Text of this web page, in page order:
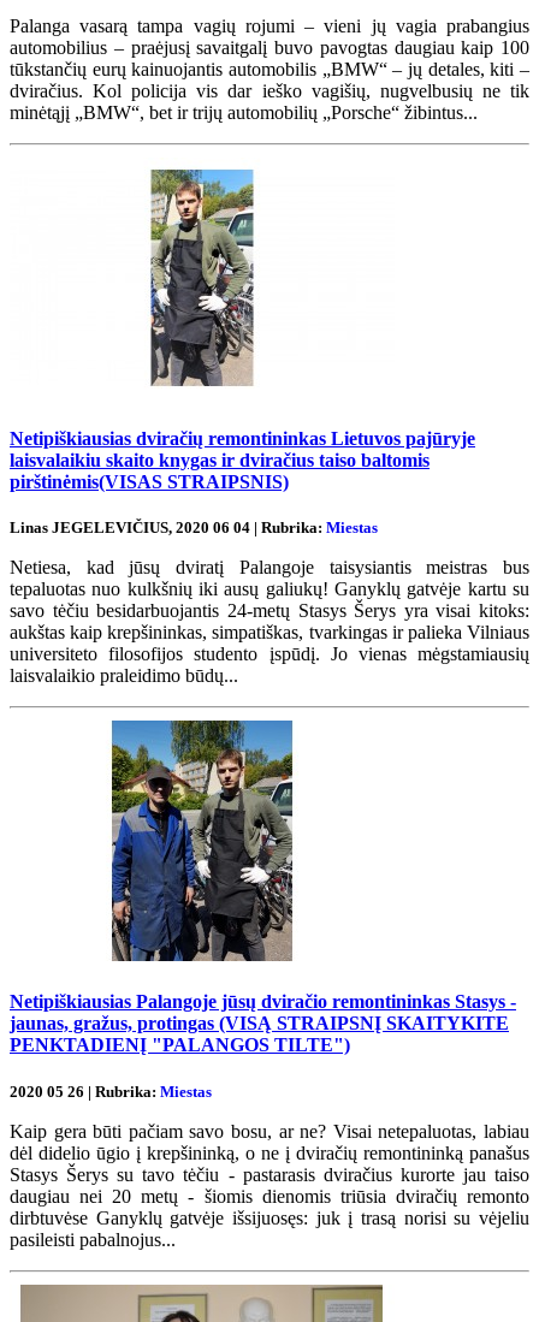
Palanga vasarą tampa vagių rojumi – vieni jų vagia prabangius
automobilius – praėjusį savaitgalį buvo pavogtas daugiau kaip 100
tūkstančių eurų kainuojantis automobilis „BMW“ – jų detales, kiti –
dviračius. Kol policija vis dar ieško vagišių, nugvelbusių ne tik
minėtąjį „BMW“, bet ir trijų automobilių „Porsche“ žibintus...
Netipiškiausias dviračių remontininkas Lietuvos pajūryje
laisvalaikiu skaito knygas ir dviračius taiso baltomis
pirštinėmis(VISAS STRAIPSNIS)
Linas JEGELEVIČIUS, 2020 06 04 | Rubrika: Miestas
Netiesa, kad jūsų dviratį Palangoje taisysiantis meistras bus
tepaluotas nuo kulkšnių iki ausų galiukų! Ganyklų gatvėje kartu su
savo tėčiu besidarbuojantis 24-metų Stasys Šerys yra visai kitoks:
aukštas kaip krepšininkas, simpatiškas, tvarkingas ir palieka Vilniaus
universiteto filosofijos studento įspūdį. Jo vienas mėgstamiausių
laisvalaikio praleidimo būdų...
Netipiškiausias Palangoje jūsų dviračio remontininkas Stasys -
jaunas, gražus, protingas (VISĄ STRAIPSNĮ SKAITYKITE
PENKTADIENĮ "PALANGOS TILTE")
2020 05 26 | Rubrika: Miestas
Kaip gera būti pačiam savo bosu, ar ne? Visai netepaluotas, labiau
dėl didelio ūgio į krepšininką, o ne į dviračių remontininką panašus
Stasys Šerys su tavo tėčiu - pastarasis dviračius kurorte jau taiso
daugiau nei 20 metų - šiomis dienomis triūsia dviračių remonto
dirbtuvėse Ganyklų gatvėje išsijuosęs: juk į trasą norisi su vėjeliu
pasileisti pabalnojus...